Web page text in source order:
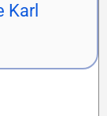
Karl